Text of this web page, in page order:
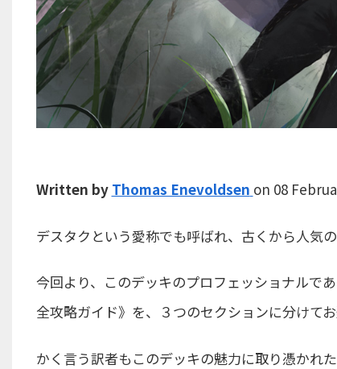
Written by Thomas Enevoldsen on 08
デスタクという愛称でも呼ばれ、古くから人気
今回より、このデッキのプロフェッショナルで
全攻略ガイド》を、３つのセクションに分けて
かく言う訳者もこのデッキの魅力に取り憑かれ